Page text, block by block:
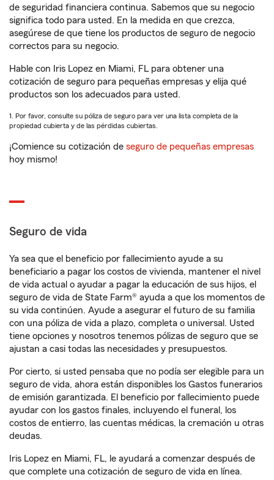
de seguridad financiera continua. Sabemos que su negocio
significa todo para usted. En la medida en que crezca,
asegúrese de que tiene los productos de seguro de negocio
correctos para su negocio.
Hable con Iris Lopez en Miami, FL para obtener una
cotización de seguro para pequeñas empresas y elija qué
productos son los adecuados para usted.
1. Por favor, consulte su póliza de seguro para ver una lista completa de la
propiedad cubierta y de las pérdidas cubiertas.
¡Comience su cotización de seguro de pequeñas empresas
hoy mismo!
Seguro de vida
Ya sea que el beneficio por fallecimiento ayude a su
beneficiario a pagar los costos de vivienda, mantener el nivel
de vida actual o ayudar a pagar la educación de sus hijos, el
seguro de vida de State Farm® ayuda a que los momentos de
su vida continúen. Ayude a asegurar el futuro de su familia
con una póliza de vida a plazo, completa o universal. Usted
tiene opciones y nosotros tenemos pólizas de seguro que se
ajustan a casi todas las necesidades y presupuestos.
Por cierto, si usted pensaba que no podía ser elegible para un
seguro de vida, ahora están disponibles los Gastos funerarios
de emisión garantizada. El beneficio por fallecimiento puede
ayudar con los gastos finales, incluyendo el funeral, los
costos de entierro, las cuentas médicas, la cremación u otras
deudas.
Iris Lopez en Miami, FL, le ayudará a comenzar después de
que complete una cotización de seguro de vida en línea.